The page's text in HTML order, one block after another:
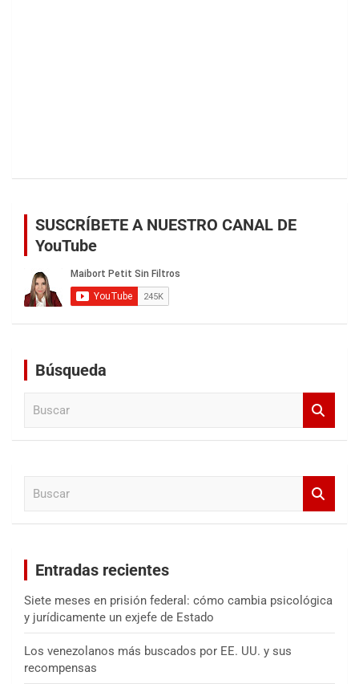
SUSCRÍBETE A NUESTRO CANAL DE
YouTube
Búsqueda
Entradas recientes
Siete meses en prisión federal: cómo cambia psicológica
y jurídicamente un exjefe de Estado
Los venezolanos más buscados por EE. UU. y sus
recompensas